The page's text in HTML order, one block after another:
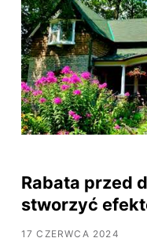
Rabata przed
stworzyć
17 CZERWCA 2024